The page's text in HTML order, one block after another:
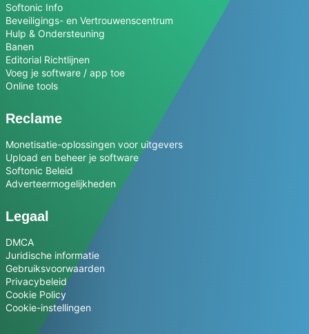
Softonic Info
Beveiligings- en Vertrouwenscentrum
Hulp & Ondersteuning
Banen
Editorial Richtlijnen
Voeg je software / app toe
Online tools
Reclame
Monetisatie-oplossingen voor uitgevers
Upload en beheer je software
Softonic Beleid
Adverteermogelijkheden
Legaal
DMCA
Juridische informatie
Gebruiksvoorwaarden
Privacybeleid
Cookie Policy
Cookie-instellingen